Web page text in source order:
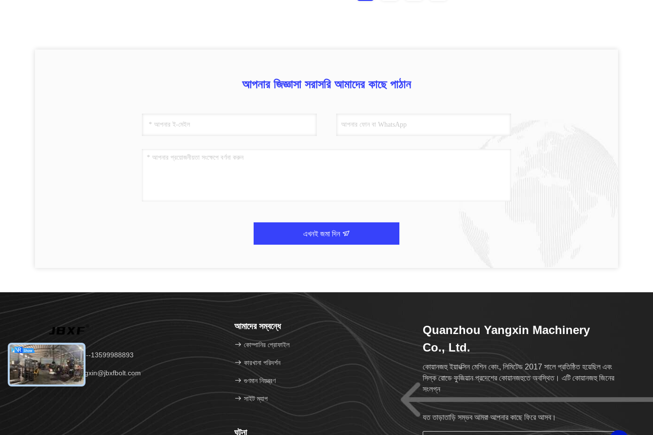
আপনার জিজ্ঞাসা সরাসরি আমাদের কাছে পাঠান
এখনই জমা দিন
টেলিফোন：86--13599988893
ইমেইল：yangxin@jbxfbolt.com
আমাদের সম্বন্ধে
কোম্পানির প্রোফাইল
কারখানা পরিদর্শন
গুণমান নিয়ন্ত্রণ
সাইট ম্যাপ
ঘটনা
Quanzhou Yangxin Machinery
Co., Ltd.
কোয়ানজহু ইয়াংক্সিন মেশিন কোং, লিমিটেড 2017 সালে প্রতিষ্ঠিত হয়েছিল এবং
সিল্ক রোডে ফুজিয়ান প্রদেশের কোয়ানজহুতে অবস্থিত। এটি কোয়ানজহু জিনের
সংলগ্ন
যত তাড়াতাড়ি সম্ভব আমরা আপনার কাছে ফিরে আসব।